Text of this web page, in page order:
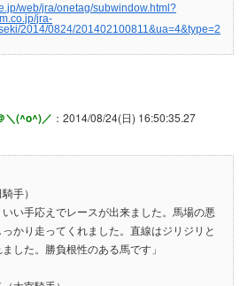
web/jra/onetag/subwindow.html?
jra-
2014/0824/201402100811&ua=4&type=2
＼(^o^)／ ：2014/08/24(日) 16:50:35.27
手）
いい手応えでレースが出来ました。馬場の悪
かり走ってくれました。直線はジリジリと
した。勝負根性のある馬です」